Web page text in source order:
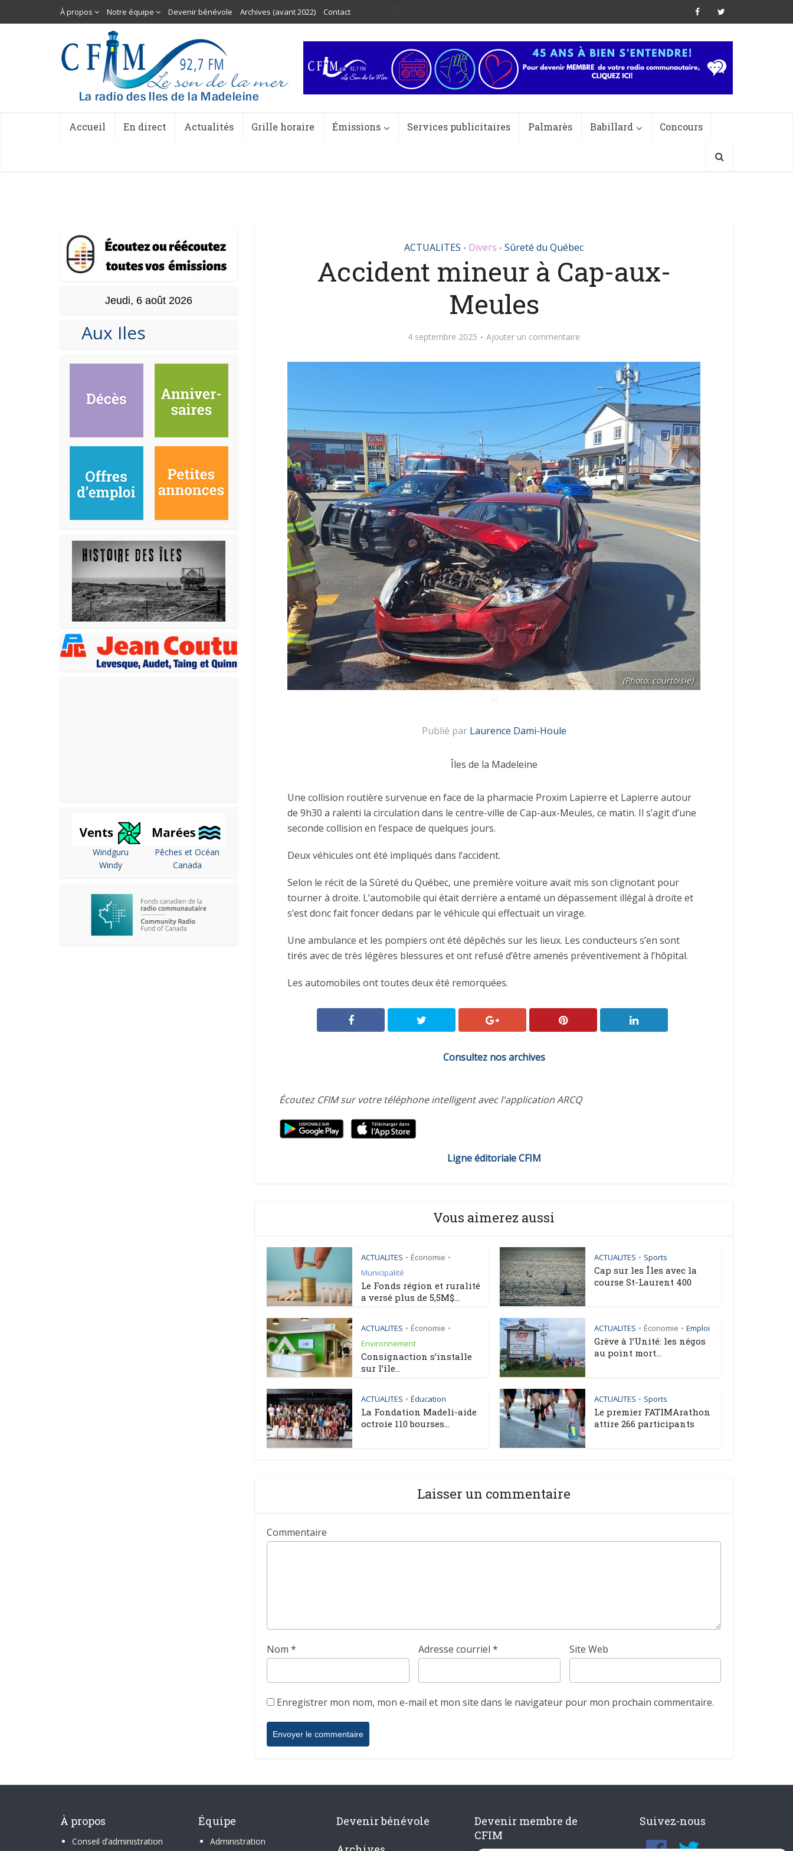
À propos Notre équipe Devenir bénévole Archives (avant 2022) Contact
Accueil En direct Actualités Grille horaire Émissions Services publicitaires Palmarès Babillard Concours
Jeudi, 6 août 2026
Aux Iles
Windguru
Windy
Pêches et Océan
Canada
ACTUALITES • Divers • Sûreté du Québec
Accident mineur à Cap-aux-
Meules
4 septembre 2025 Ajouter un commentaire
(Photo: courtoisie)
Publié par Laurence Dami-Houle
Îles de la Madeleine
Une collision routière survenue en face de la pharmacie Proxim Lapierre et Lapierre autour
de 9h30 a ralenti la circulation dans le centre-ville de Cap-aux-Meules, ce matin. Il s’agit d’une
seconde collision en l’espace de quelques jours.
Deux véhicules ont été impliqués dans l’accident.
Selon le récit de la Sûreté du Québec, une première voiture avait mis son clignotant pour
tourner à droite. L’automobile qui était derrière a entamé un dépassement illégal à droite et
s’est donc fait foncer dedans par le véhicule qui effectuait un virage.
Une ambulance et les pompiers ont été dépêchés sur les lieux. Les conducteurs s’en sont
tirés avec de très légères blessures et ont refusé d’être amenés préventivement à l’hôpital.
Les automobiles ont toutes deux été remorquées.
Consultez nos archives
Écoutez CFIM sur votre téléphone intelligent avec l'application ARCQ
Ligne éditoriale CFIM
Vous aimerez aussi
ACTUALITES • Économie •
Municipalité
Le Fonds région et ruralité
a versé plus de 5,5M$...
ACTUALITES • Sports
Cap sur les Îles avec la
course St-Laurent 400
ACTUALITES • Économie •
Environnement
Consignaction s’installe
sur l’île...
ACTUALITES • Économie • Emploi
Grève à l’Unité: les négos
au point mort...
ACTUALITES • Éducation
La Fondation Madeli-aide
octroie 110 bourses...
ACTUALITES • Sports
Le premier FATIMArathon
attire 266 participants
Laisser un commentaire
Commentaire
Nom * Adresse courriel * Site Web
Enregistrer mon nom, mon e-mail et mon site dans le navigateur pour mon prochain commentaire.
À propos
Conseil d’administration
Équipe
Administration
Devenir bénévole
Devenir membre de
CFIM
Suivez-nous